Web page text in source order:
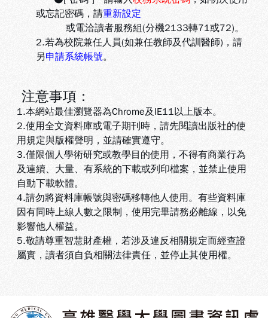
或忘記密碼，請重新設定
或電洽讀者服務組(分機2133轉71或72)。
2.若為校院兼任人員(如兼任教師及代訓醫師)，請
另申請系統帳號。
注意事項：
1.本網站最佳瀏覽器為Chrome及IE11以上版本。
2.使用全文資料庫或電子期刊時，請先閱讀出版社的使
用規定與版權聲明，並請確實遵守。
3.僅限個人學術研究或教學目的使用，不得有商業行為
及連續、大量、有系統的下載或列印檔案，並禁止使用
自動下載軟體。
4.請勿將資料庫帳號與密碼移轉他人使用。有些資料庫
因有同時上線人數之限制，使用完畢請務必離線，以免
影響他人權益。
5.敬請尊重智慧財產權，若涉及違反相關規定而經查證
屬實，讀者須自負相關法律責任，並停止其使用權。